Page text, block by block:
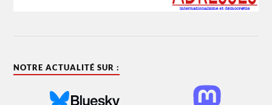
NOTRE ACTUALITÉ SUR :